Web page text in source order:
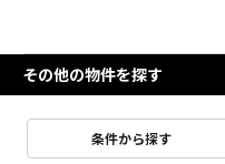
その他の物件を探す
条件から探す